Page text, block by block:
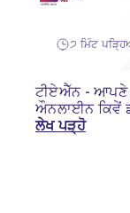
੭ ਮਿੰਟ
ਟੀਏਐੱਨ - ਆਪਣੇ
ਔਨਲਾਈਨ ਕਿਵੇਂ
ਲੇਖ ਪੜ੍ਹੋ